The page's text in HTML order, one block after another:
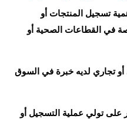
تسجيل المنتجات أو
في القطاعات الصحية أو
أو تجاري لديه خبرة في السوق
تولي عملية التسجيل أو